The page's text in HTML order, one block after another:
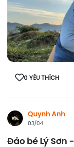
0 YÊU THÍCH
Quynh Anh
03/04
Đảo bé Lý